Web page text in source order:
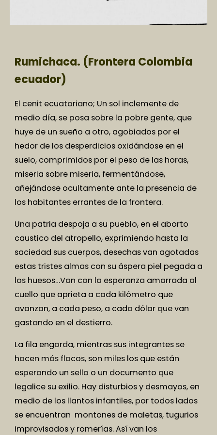
Rumichaca. (Frontera Colombia
ecuador)
El cenit ecuatoriano; Un sol inclemente de
medio día, se posa sobre la pobre gente, que
huye de un sueño a otro, agobiados por el
hedor de los desperdicios oxidándose en el
suelo, comprimidos por el peso de las horas,
miseria sobre miseria, fermentándose,
añejándose ocultamente ante la presencia de
los habitantes errantes de la frontera.
Una patria despoja a su pueblo, en el aborto
caustico del atropello, exprimiendo hasta la
saciedad sus cuerpos, desechas van agotadas
estas tristes almas con su áspera piel pegada a
los huesos…Van con la esperanza amarrada al
cuello que aprieta a cada kilómetro que
avanzan, a cada peso, a cada dólar que van
gastando en el destierro.
La fila engorda, mientras sus integrantes se
hacen más flacos, son miles los que están
esperando un sello o un documento que
legalice su exilio. Hay disturbios y desmayos, en
medio de los llantos infantiles, por todos lados
se encuentran montones de maletas, tugurios
improvisados y romerías. Así van los